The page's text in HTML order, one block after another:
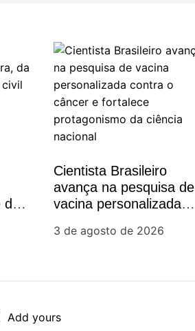
da
Cientista Brasileiro
avança na pesquisa de
vacina personalizada
fortalece protagonismo
3 de agosto de 2026
Add yours